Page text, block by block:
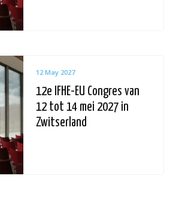
12 May 2027
12e IFHE-EU Congres van
12 tot 14 mei 2027 in
Zwitserland